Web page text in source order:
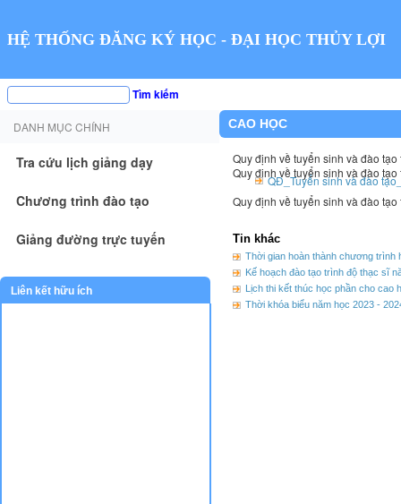
HỆ THỐNG ĐĂNG KÝ HỌC - ĐẠI HỌC THỦY LỢI
Tìm kiếm
DANH MỤC CHÍNH
Tra cứu lịch giảng dạy
Chương trình đào tạo
Giảng đường trực tuyến
Liên kết hữu ích
CAO HỌC
Quy định về tuyển sinh và đào
Quy định về tuyển sinh và đào
QĐ_Tuyển sinh và đào
Quy định về tuyển sinh và đào
Tin khác
Thời gian hoàn thành chương trình
Kế hoạch đào tạo trình độ thạc sĩ
Lịch thi kết thúc học phần cho cao
Thời khóa biểu năm học 2023 -